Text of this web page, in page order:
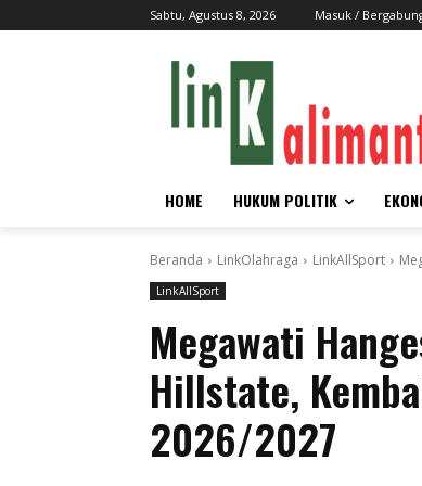
Sabtu, Agustus 8, 2026 Masuk /
HOME HUKUM POLITIK
Beranda LinkOlahraga LinkAllSport
LinkAllSport
Megawati
Hillstate,
2026/2027